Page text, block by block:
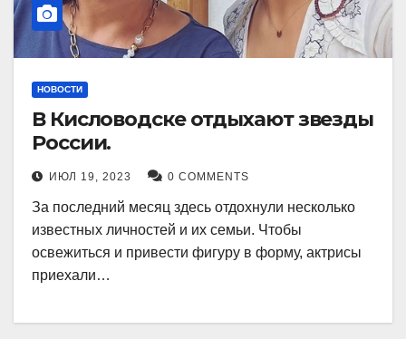
НОВОСТИ
В Кисловодске отдыхают звезды
России.
ИЮЛ 19, 2023 0 COMMENTS
За последний месяц здесь отдохнули несколько
известных личностей и их семьи. Чтобы
освежиться и привести фигуру в форму, актрисы
приехали…